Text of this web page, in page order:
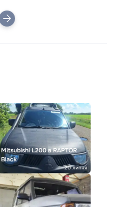
Mitsubishi L200 в RAPTOR
Black
20 липня